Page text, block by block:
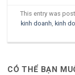
This entry was
kinh doanh kinh
CÓ THỂ BẠN